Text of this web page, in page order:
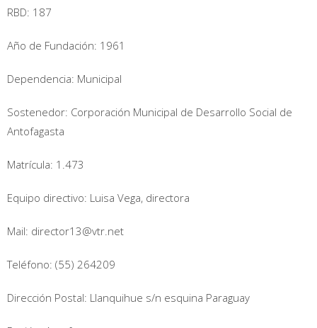
RBD: 187
Año de Fundación: 1961
Dependencia: Municipal
Sostenedor: Corporación Municipal de Desarrollo Social de
Antofagasta
Matrícula: 1.473
Equipo directivo: Luisa Vega, directora
Mail: director13@vtr.net
Teléfono: (55) 264209
Dirección Postal: Llanquihue s/n esquina Paraguay